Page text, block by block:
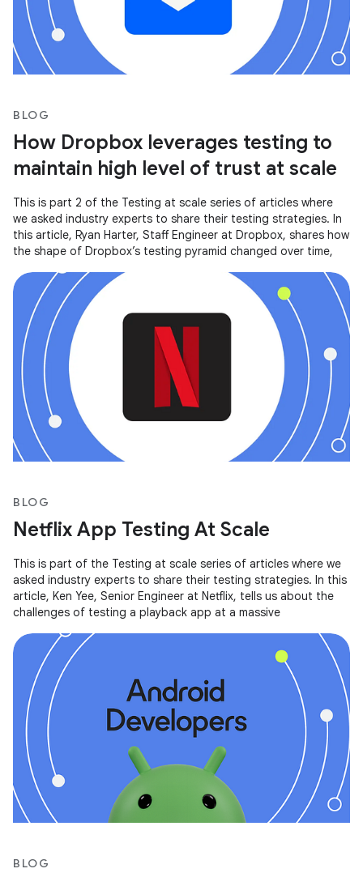
BLOG
How Dropbox leverages testing to
maintain high level of trust at scale
This is part 2 of the Testing at scale series of articles where
we asked industry experts to share their testing strategies. In
this article, Ryan Harter, Staff Engineer at Dropbox, shares how
the shape of Dropbox’s testing pyramid changed over time,
BLOG
Netflix App Testing At Scale
This is part of the Testing at scale series of articles where we
asked industry experts to share their testing strategies. In this
article, Ken Yee, Senior Engineer at Netflix, tells us about the
challenges of testing a playback app at a massive
BLOG